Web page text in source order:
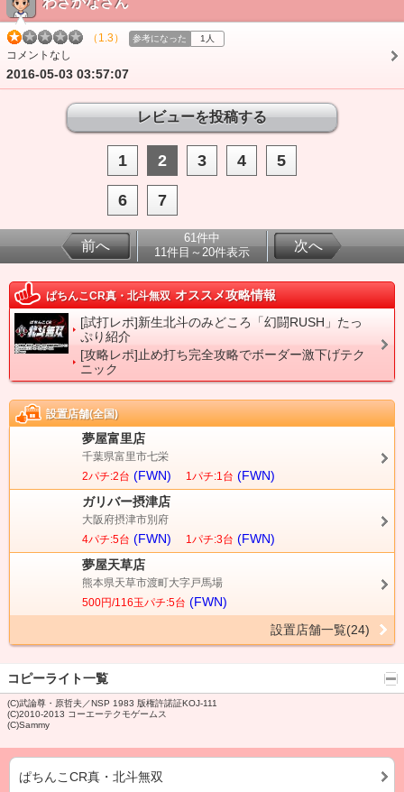
（1.3） 参考になった 1人
コメントなし
2016-05-03 03:57:07
1 2 3 4 5
6 7
前へ
61件中
11件目～20件表示
次へ
ぱちんこCR真・北斗無双 オススメ攻略情報
[試打レポ]新生北斗のみどころ「幻闘RUSH」たっ
ぷり紹介
[攻略レポ]止め打ち完全攻略でボーダー激下げテク
ニック
設置店舗(全国)
夢屋富里店
千葉県富里市七栄
2パチ:2台 (FWN) 1パチ:1台 (FWN)
ガリバー摂津店
大阪府摂津市別府
4パチ:5台 (FWN) 1パチ:3台 (FWN)
夢屋天草店
熊本県天草市渡町大字戸馬場
500円/116玉パチ:5台 (FWN)
設置店舗一覧(24)
コピーライト一覧
(C)武論尊・原哲夫／NSP 1983 版権許諾証KOJ-111
(C)2010-2013 コーエーテクモゲームス
(C)Sammy
ぱちんこCR真・北斗無双